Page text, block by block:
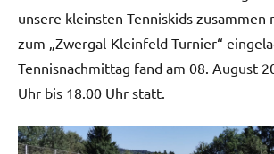
unsere kleinsten Tenniskids zusammen
zum „Zwergal-Kleinfeld-Turnier“
Tennisnachmittag fand am 08. August
Uhr bis 18.00 Uhr statt.